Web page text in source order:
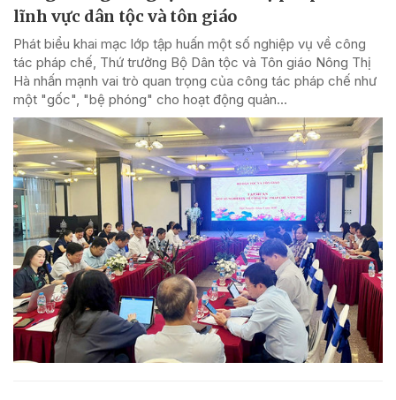
lĩnh vực dân tộc và tôn giáo
Phát biểu khai mạc lớp tập huấn một số nghiệp vụ về công
tác pháp chế, Thứ trưởng Bộ Dân tộc và Tôn giáo Nông Thị
Hà nhấn mạnh vai trò quan trọng của công tác pháp chế như
một "gốc", "bệ phóng" cho hoạt động quản...